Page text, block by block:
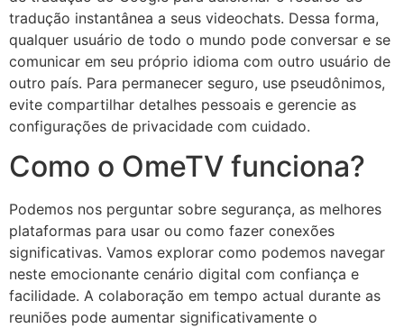
tradução instantânea a seus videochats. Dessa forma,
qualquer usuário de todo o mundo pode conversar e se
comunicar em seu próprio idioma com outro usuário de
outro país. Para permanecer seguro, use pseudônimos,
evite compartilhar detalhes pessoais e gerencie as
configurações de privacidade com cuidado.
Como o OmeTV funciona?
Podemos nos perguntar sobre segurança, as melhores
plataformas para usar ou como fazer conexões
significativas. Vamos explorar como podemos navegar
neste emocionante cenário digital com confiança e
facilidade. A colaboração em tempo actual durante as
reuniões pode aumentar significativamente o